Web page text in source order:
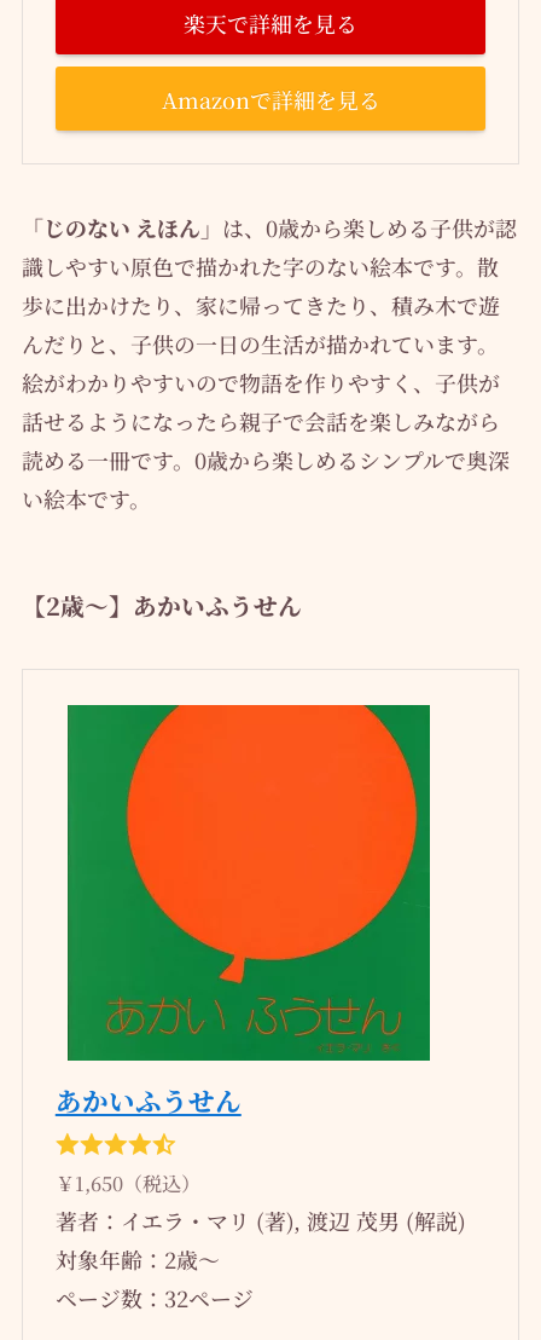
楽天で詳細を見る
Amazonで詳細を見る
「じのない えほん」 は、0歳から楽しめる子供が認
識しやすい原色で描かれた字のない絵本です。散
歩に出かけたり、家に帰ってきたり、積み木で遊
んだりと、子供の一日の生活が描かれています。
絵がわかりやすいので物語を作りやすく、子供が
話せるようになったら親子で会話を楽しみながら
読める一冊です。0歳から楽しめるシンプルで奥深
い絵本です。
【2歳～】あかいふうせん
あかいふうせん
￥1,650（税込）
著者：イエラ・マリ (著), 渡辺 茂男 (解説)
対象年齢：2歳～
ページ数：32ページ